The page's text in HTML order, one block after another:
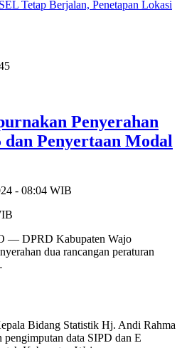
Tetap Berjalan, Penetapan Lokasi
Penyerahan
dan Penyertaan Modal
- 08:04 WIB
— DPRD Kabupaten Wajo
dua rancangan peraturan